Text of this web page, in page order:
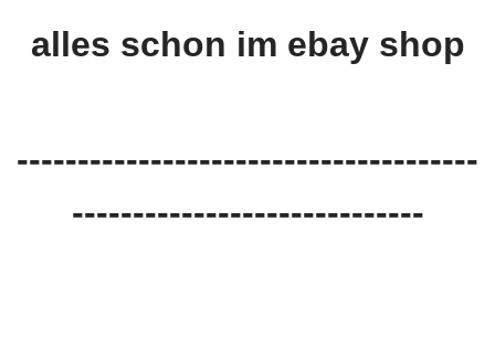
alles schon im ebay shop
--------------------------------------
-----------------------------